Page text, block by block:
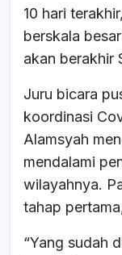
10 hari
berskala
akan berakhir
Juru bicara
koordinasi
Alamsyah
mendalami
wilayahnya.
tahap
“Yang sudah